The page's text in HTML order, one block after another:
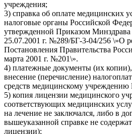
учреждения;
3) справка об оплате медицинских
налоговые органы Российской
утвержденной Приказом
25.07.2001 г. №289/БГ-3-04/256 \»О
Постановления Правительства
марта 2001 г. №201\».
4) платежные документы (их
внесение (перечисление)
средств медицинскому учреждению
5) копия лицензии медицинского
соответствующих медицинских
на лечение не заключался, либо в
вышеуказанной справке не
лицензии);